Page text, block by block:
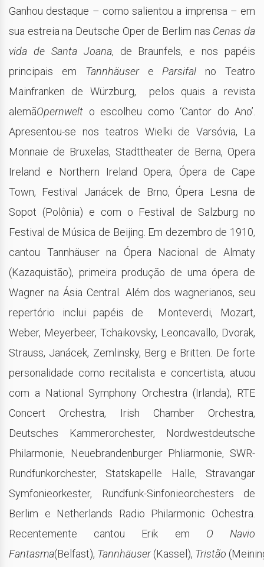
Ganhou destaque – como salientou a imprensa – em
sua estreia na Deutsche Oper de Berlim nas Cenas da
vida de Santa Joana, de Braunfels, e nos papéis
principais em Tannhäusere Parsifal no Teatro
Mainfranken de Würzburg, pelos quais a revista
alemãOpernwelt o escolheu como ‘Cantor do Ano’.
Apresentou-se nos teatros Wielki de Varsóvia, La
Monnaie de Bruxelas, Stadttheater de Berna, Opera
Ireland e Northern Ireland Opera, Ópera de Cape
Town, Festival Janácek de Brno, Ópera Lesna de
Sopot (Polônia) e com o Festival de Salzburg no
Festival de Música de Beijing. Em dezembro de 1910,
cantou Tannhäuser na Ópera Nacional de Almaty
(Kazaquistão), primeira produção de uma ópera de
Wagner na Ásia Central. Além dos wagnerianos, seu
repertório inclui papéis de Monteverdi, Mozart,
Weber, Meyerbeer, Tchaikovsky, Leoncavallo, Dvorak,
Strauss, Janácek, Zemlinsky, Berg e Britten. De forte
personalidade como recitalista e concertista, atuou
com a National Symphony Orchestra (Irlanda), RTE
Concert Orchestra, Irish Chamber Orchestra,
Deutsches Kammerorchester, Nordwestdeutsche
Philarmonie, Neuebrandenburger Phliarmonie, SWR-
Rundfunkorchester, Statskapelle Halle, Stravangar
Symfonieorkester, Rundfunk-Sinfonieorchesters de
Berlim e Netherlands Radio Philarmonic Ochestra.
Recentemente cantou Erik em O Navio
Fantasma(Belfast), Tannhäuser(Kassel), Tristão